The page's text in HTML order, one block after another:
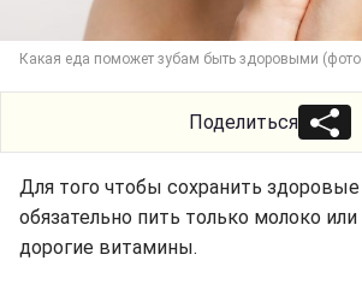
Какая еда поможет зубам быть здоровыми
Поделиться
Для того чтобы сохранить
обязательно пить только молоко или
дорогие витамины.